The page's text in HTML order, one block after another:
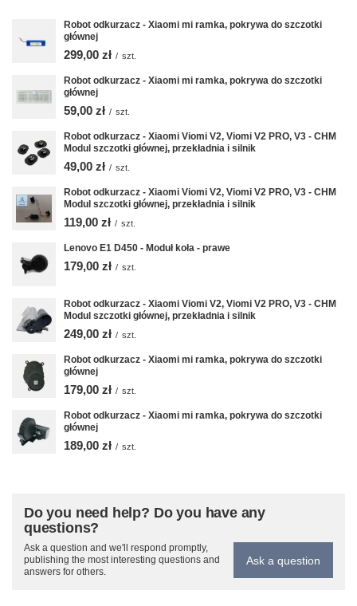
Robot odkurzacz - Xiaomi mi ramka, pokrywa do szczotki
głównej
299,00 zł / szt.
Robot odkurzacz - Xiaomi mi ramka, pokrywa do szczotki
głównej
59,00 zł / szt.
Robot odkurzacz - Xiaomi Viomi V2, Viomi V2 PRO, V3 - CHM
Modul szczotki głównej, przekładnia i silnik
49,00 zł / szt.
Robot odkurzacz - Xiaomi Viomi V2, Viomi V2 PRO, V3 - CHM
Modul szczotki głównej, przekładnia i silnik
119,00 zł / szt.
Lenovo E1 D450 - Moduł koła - prawe
179,00 zł / szt.
Robot odkurzacz - Xiaomi Viomi V2, Viomi V2 PRO, V3 - CHM
Modul szczotki głównej, przekładnia i silnik
249,00 zł / szt.
Robot odkurzacz - Xiaomi mi ramka, pokrywa do szczotki
głównej
179,00 zł / szt.
Robot odkurzacz - Xiaomi mi ramka, pokrywa do szczotki
głównej
189,00 zł / szt.
Do you need help? Do you have any
questions?
Ask a question and we'll respond promptly,
publishing the most interesting questions and
answers for others.
Ask a question